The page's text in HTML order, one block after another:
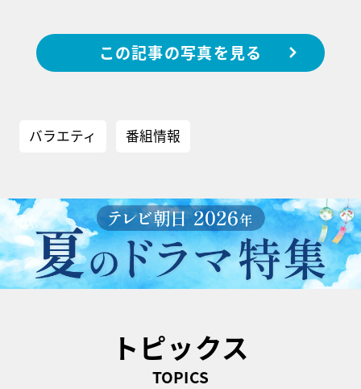
この記事の写真を見る
バラエティ 番組情報
トピックス
TOPICS